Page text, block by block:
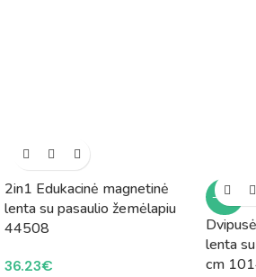
2in1 Edukacinė magnetinė
lenta su pasaulio žemėlapiu
44508
36.23€
-14%
lenta
cm